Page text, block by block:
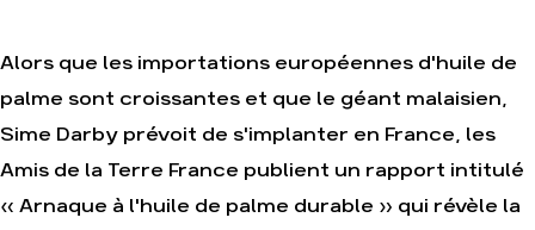
Je soutiens les Amis
de la Terre
Faire un don
Climat – Énergie
Alors que les importations européennes d'huile de
palme sont croissantes et que le géant malaisien,
Sime Darby prévoit de s'implanter en France, les
Amis de la Terre France publient un rapport intitulé
« Arnaque à l'huile de palme durable » qui révèle la